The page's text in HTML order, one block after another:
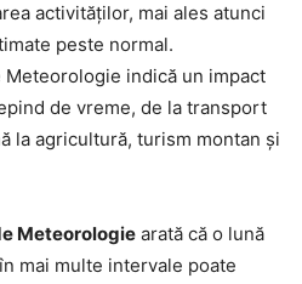
activităților, mai ales atunci
peste normal.
indică un impact
de vreme, de la transport
la agricultură, turism montan și
Meteorologie arată că o lună
mai multe intervale poate